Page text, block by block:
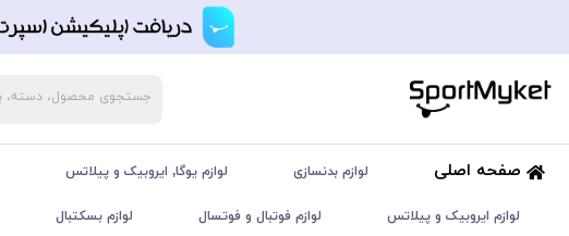
صفحه اصلی لوازم بدنسازی لوازم یوگا, ایروبیک و پیلاتس
لوازم ایروبیک و پیلاتس لوازم فوتبال و فوتسال لوازم بسکتبال